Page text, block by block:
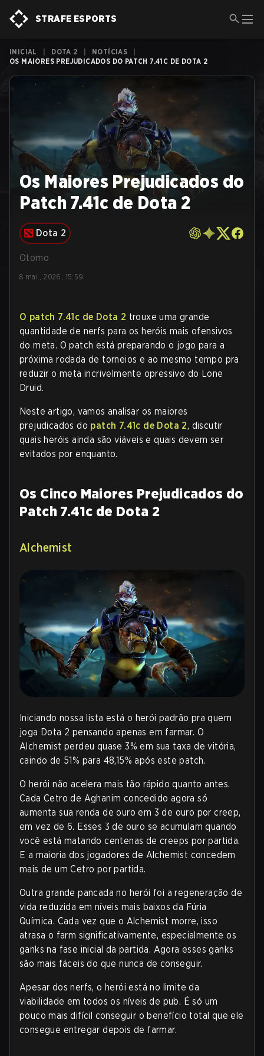
STRAFE ESPORTS
INICIAL DOTA 2 NOTÍCIAS
OS MAIORES PREJUDICADOS DO PATCH 7.41C DE DOTA 2
Os Maiores Prejudicados do
Patch 7.41c de Dota 2
Dota 2
Otomo
8 mai., 2026, 15:59
O patch 7.41c de Dota 2 trouxe uma grande
quantidade de nerfs para os heróis mais ofensivos
do meta. O patch está preparando o jogo para a
próxima rodada de torneios e ao mesmo tempo pra
reduzir o meta incrivelmente opressivo do Lone
Druid.
Neste artigo, vamos analisar os maiores
prejudicados do patch 7.41c de Dota 2, discutir
quais heróis ainda são viáveis e quais devem ser
evitados por enquanto.
Os Cinco Maiores Prejudicados do
Patch 7.41c de Dota 2
Alchemist
Iniciando nossa lista está o herói padrão pra quem
joga Dota 2 pensando apenas em farmar. O
Alchemist perdeu quase 3% em sua taxa de vitória,
caindo de 51% para 48,15% após este patch.
O herói não acelera mais tão rápido quanto antes.
Cada Cetro de Aghanim concedido agora só
aumenta sua renda de ouro em 3 de ouro por creep,
em vez de 6. Esses 3 de ouro se acumulam quando
você está matando centenas de creeps por partida.
E a maioria dos jogadores de Alchemist concedem
mais de um Cetro por partida.
Outra grande pancada no herói foi a regeneração de
vida reduzida em níveis mais baixos da Fúria
Química. Cada vez que o Alchemist morre, isso
atrasa o farm significativamente, especialmente os
ganks na fase inicial da partida. Agora esses ganks
são mais fáceis do que nunca de conseguir.
Apesar dos nerfs, o herói está no limite da
viabilidade em todos os níveis de pub. É só um
pouco mais difícil conseguir o benefício total que ele
consegue entregar depois de farmar.